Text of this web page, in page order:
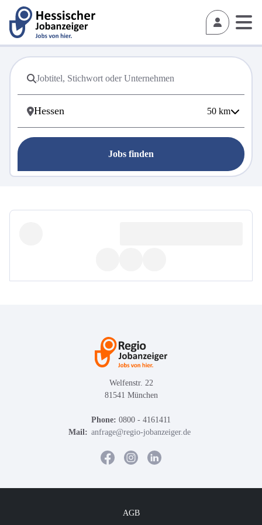
50 km
Jobs finden
Welfenstr. 22
81541 München
Phone: 0800 - 4161411
Mail: anfrage@regio-jobanzeiger.de
AGB